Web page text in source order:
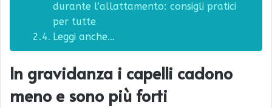
durante l’allattamento: consigli pratici
per tutte
Leggi anche…
In gravidanza i capelli cadono
meno e sono più forti